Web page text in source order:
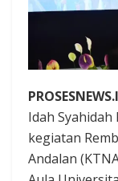
PROSESNEWS.I
Idah
kegiatan
Andalan